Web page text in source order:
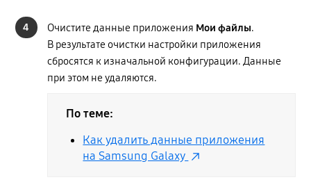
4 Очистите данные приложения Мои файлы.
В результате очистки настройки приложения
сбросятся к изначальной конфигурации. Данные
при этом не удаляются.
По теме:
Как удалить данные приложения
на Samsung Galaxy